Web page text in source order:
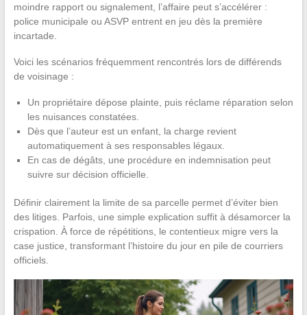
moindre rapport ou signalement, l’affaire peut s’accélérer :
police municipale ou ASVP entrent en jeu dès la première
incartade.
Voici les scénarios fréquemment rencontrés lors de différends
de voisinage :
Un propriétaire dépose plainte, puis réclame réparation selon
les nuisances constatées.
Dès que l’auteur est un enfant, la charge revient
automatiquement à ses responsables légaux.
En cas de dégâts, une procédure en indemnisation peut
suivre sur décision officielle.
Définir clairement la limite de sa parcelle permet d’éviter bien
des litiges. Parfois, une simple explication suffit à désamorcer la
crispation. À force de répétitions, le contentieux migre vers la
case justice, transformant l’histoire du jour en pile de courriers
officiels.